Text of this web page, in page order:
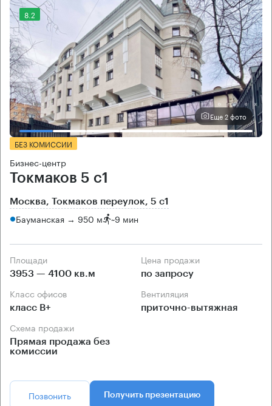
8.2
Еще 2 фото
БЕЗ КОМИССИИ
Бизнес-центр
Токмаков 5 с1
Москва, Токмаков переулок, 5 с1
Бауманская → 950 м ~9 мин
Площади
3953 — 4100 кв.м
Цена продажи
по запросу
Класс офисов
класс B+
Вентиляция
приточно-вытяжная
Схема продажи
Прямая продажа без
комиссии
Позвонить Получить презентацию